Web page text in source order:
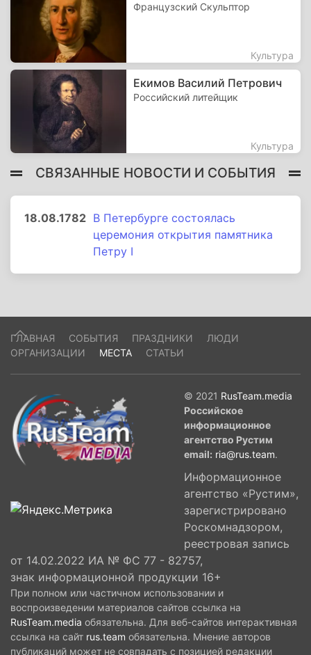
Французский Скульптор
Культура
Екимов Василий Петрович
Российский литейщик
Культура
СВЯЗАННЫЕ НОВОСТИ И СОБЫТИЯ
18.08.1782 В Петербурге состоялась
церемония открытия памятника
Петру I
ГЛАВНАЯ СОБЫТИЯ ПРАЗДНИКИ
ЛЮДИ
ОРГАНИЗАЦИИ
МЕСТА СТАТЬИ
© 2021 RusTeam.media
Российское
информационное
агентство Рустим
email: ria@rus.team.
Информационное
агентство «Рустим»,
зарегистрировано
Роскомнадзором,
реестровая запись
от 14.02.2022 ИА № ФС 77 - 82757,
знак информационной продукции 16+
При полном или частичном использовании и
воспроизведении материалов сайтов ссылка на
RusTeam.media обязательна. Для веб-сайтов интерактивная
ссылка на сайт rus.team обязательна. Мнение авторов
публикаций может не совпадать с позицией редакции